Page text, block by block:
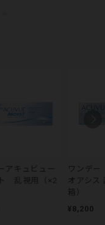
アキュビュー
乱視用（×2
ワンデー
オアシス
箱）
¥8,200